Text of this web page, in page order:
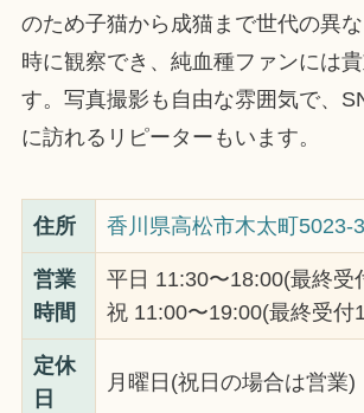
のため子猫から成猫まで世代の異
時に観察でき、純血種ファンには
す。写真撮影も自由な雰囲気で、
に訪れるリピーターもいます。
住所 香川県高松市木太町5023-3
営業
時間
平日 11:30〜18:00(最終受
祝 11:00〜19:00(最終受付
定休
日
月曜日(祝日の場合は営業)